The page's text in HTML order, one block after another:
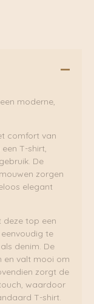
moderne,
comfort van
T-shirt,
De
zorgen
elegant
deze top een
te
denim. De
en valt mooi om
zorgt de
waardoor
T-shirt.